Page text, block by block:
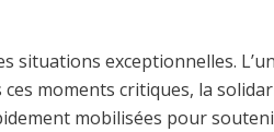
situations exceptionnelles.
moments critiques, la
mobilisées pour